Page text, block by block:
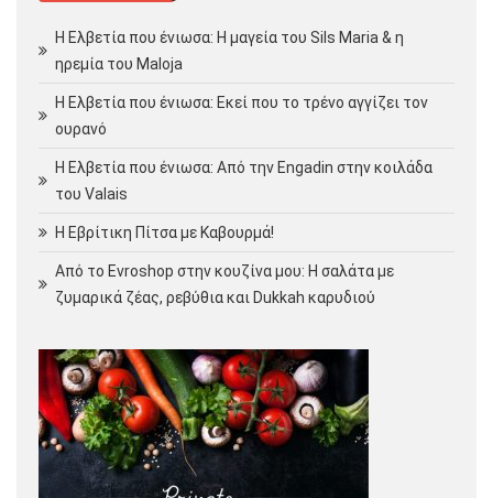
Η Ελβετία που ένιωσα: Η μαγεία του Sils Maria & η
ηρεμία του Maloja
Η Ελβετία που ένιωσα: Εκεί που το τρένο αγγίζει τον
ουρανό
Η Ελβετία που ένιωσα: Από την Engadin στην κοιλάδα
του Valais
Η Εβρίτικη Πίτσα με Καβουρμά!
Από το Evroshop στην κουζίνα μου: Η σαλάτα με
ζυμαρικά ζέας, ρεβύθια και Dukkah καρυδιού